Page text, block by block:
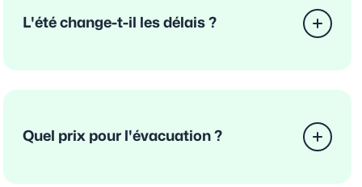
L'été change-t-il les délais ?
Quel prix pour l'évacuation ?